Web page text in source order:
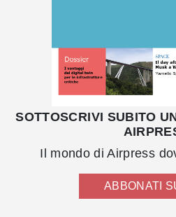
SOTTOSCRIVI SUBITO
Il mondo di Airpress
ABBONATI